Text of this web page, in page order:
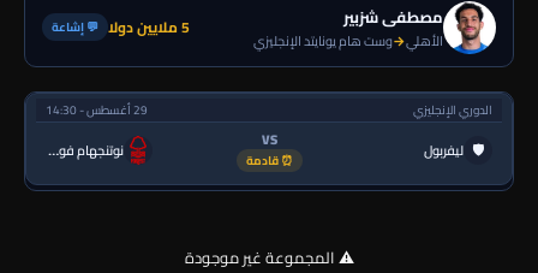
مصطفى شزبير
الأهلي→وست هام يونايتد الإنجليزي 5 ملايين دولا 💬 إشاعة
الدوري الإنجليزي 29 أغسطس - 14:30
🛡 ليفربول VS
⏰ قادمة نوتنجهام فورست
⚠️ المجموعة غير موجودة